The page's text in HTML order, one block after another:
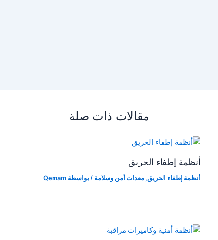
مقالات ذات صلة
أنظمة إطفاء الحريق
أنظمة إطفاء الحريق,معدات أمن وسلامة / بواسطة Qemam